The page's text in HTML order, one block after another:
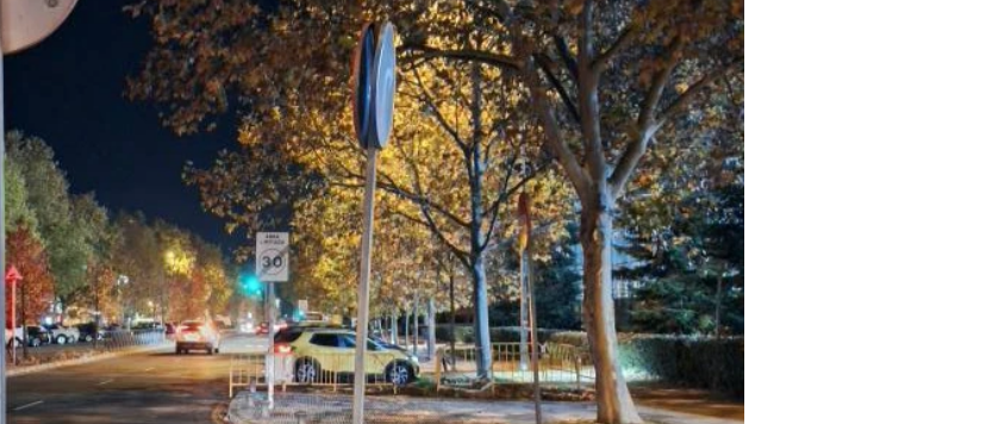
la inacción del Ayuntamiento ante la basura y acusa a la alcaldesa de priorizar "la foto con